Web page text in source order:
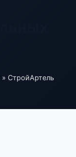
» СтройАртель